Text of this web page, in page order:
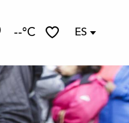
--°C ES